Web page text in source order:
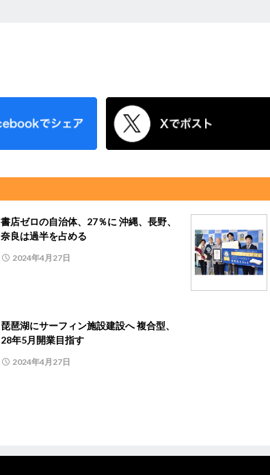
書店ゼロの自治体、27％に 沖縄、長野、
奈良は過半を占める
2024年4月27日
琵琶湖にサーフィン施設建設へ 複合型、
28年5月開業目指す
2024年4月27日